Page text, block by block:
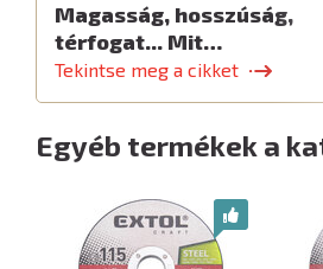
Magasság, hosszúság,
térfogat... Mit…
Tekintse meg a cikket
Egyéb termékek a